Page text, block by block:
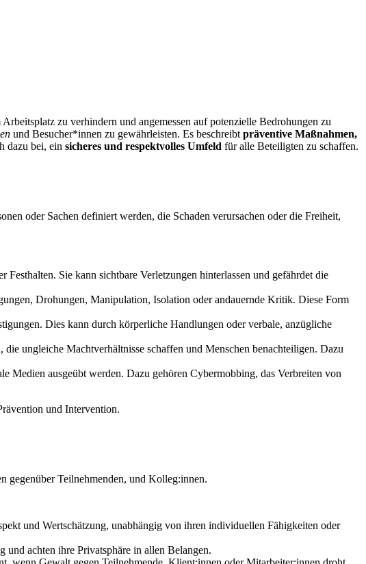
zu verhindern und angemessen auf potenzielle Bedrohungen zu
und Besucher*innen zu gewährleisten. Es beschreibt präventive Maßnahmen,
dazu bei, ein sicheres und respektvolles Umfeld für alle Beteiligten zu schaffen.
oder Sachen definiert werden, die Schaden verursachen oder die Freiheit,
Sie kann sichtbare Verletzungen hinterlassen und gefährdet die
Drohungen, Manipulation, Isolation oder andauernde Kritik. Diese Form
Dies kann durch körperliche Handlungen oder verbale, anzügliche
ungleiche Machtverhältnisse schaffen und Menschen benachteiligen. Dazu
ausgeübt werden. Dazu gehören Cybermobbing, das Verbreiten von
und Intervention.
gegenüber Teilnehmenden, und Kolleg:innen.
und Wertschätzung, unabhängig von ihren individuellen Fähigkeiten oder
und achten ihre Privatsphäre in allen Belangen.